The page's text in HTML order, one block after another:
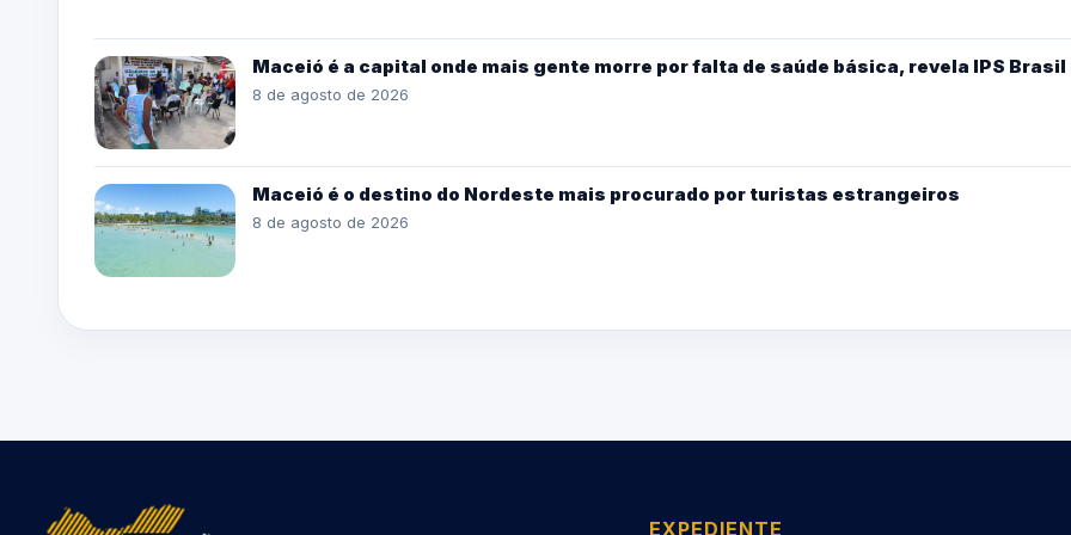
Maceió é a capital onde mais gente morre por falta de saúde básica, revela IPS Brasil
8 de agosto de 2026
Maceió é o destino do Nordeste mais procurado por turistas estrangeiros
8 de agosto de 2026
EXPEDIENTE